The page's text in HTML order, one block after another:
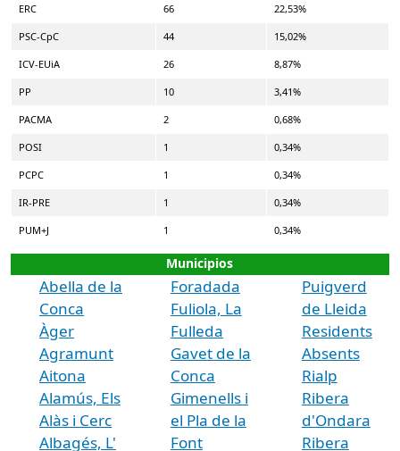
ERC 66 22,53%
PSC-CpC 44 15,02%
ICV-EUiA 26 8,87%
PP 10 3,41%
PACMA 2 0,68%
POSI 1 0,34%
PCPC 1 0,34%
IR-PRE 1 0,34%
PUM+J 1 0,34%
Municipios
Abella de la
Conca
Àger
Agramunt
Aitona
Alamús, Els
Alàs i Cerc
Albagés, L'
Foradada
Fuliola, La
Fulleda
Gavet de la
Conca
Gimenells i
el Pla de la
Font
Puigverd
de Lleida
Residents
Absents
Rialp
Ribera
d'Ondara
Ribera